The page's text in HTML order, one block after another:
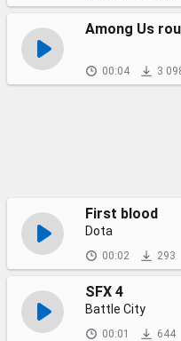
Among Us
00:04 3
First blood
Dota
00:02 293
SFX 4
Battle City
00:01 644